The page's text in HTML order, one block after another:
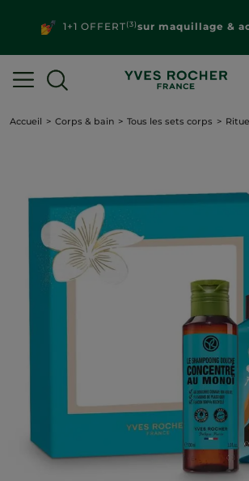
1+1 OFFERT(3)sur maquillage &
Accueil Corps & bain Tous les sets corps